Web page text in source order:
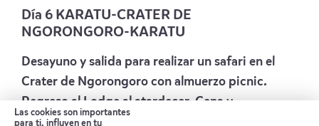
Día 6 KARATU-CRATER DE
NGORONGORO-KARATU
Desayuno y salida para realizar un safari en el
Crater de Ngorongoro con almuerzo picnic.
Regreso al Lodge al atardecer. Cena y
alojamiento.
Las cookies son importantes
para ti, influyen en tu